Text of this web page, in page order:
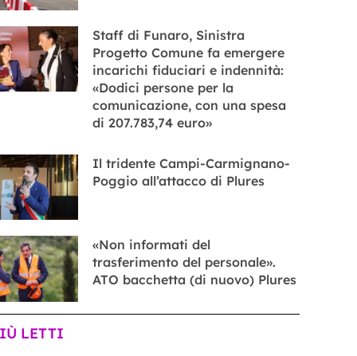
Staff di Funaro, Sinistra
Progetto Comune fa emergere
incarichi fiduciari e indennità:
«Dodici persone per la
comunicazione, con una spesa
di 207.783,74 euro»
Il tridente Campi-Carmignano-
Poggio all’attacco di Plures
«Non informati del
trasferimento del personale».
ATO bacchetta (di nuovo) Plures
LETTI